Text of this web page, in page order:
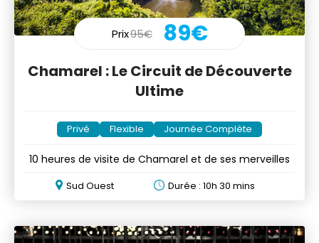
Prix95€ 89€
Chamarel : Le Circuit de Découverte
Ultime
Privé Flexible Journée Complète
10 heures de visite de Chamarel et de ses merveilles
Sud Ouest Durée : 10h 30 mins